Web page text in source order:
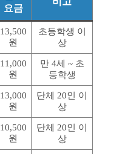
요금
13,500
원
초등학생 이
상
11,000
원
만 4세 ~ 초
등학생
13,000
원
단체 20인 이
상
10,500
원
단체 20인 이
상